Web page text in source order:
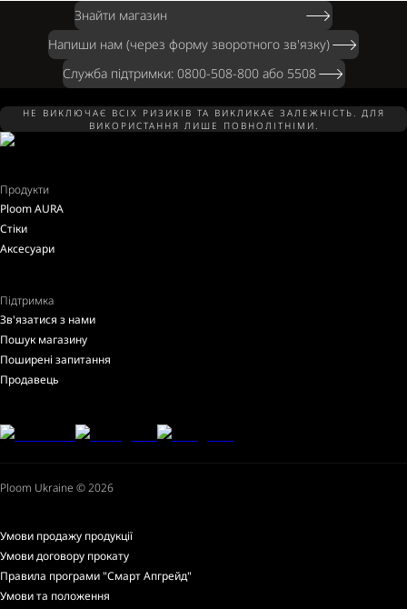
Знайти магазин
Напиши нам (через форму зворотного зв'язку)
Служба підтримки: 0800-508-800 або 5508
НЕ ВИКЛЮЧАЄ ВСІХ РИЗИКІВ ТА ВИКЛИКАЄ ЗАЛЕЖНІСТЬ. ДЛЯ
ВИКОРИСТАННЯ ЛИШЕ ПОВНОЛІТНІМИ.
Продукти
Ploom AURA
Стіки
Аксесуари
Підтримка
Зв'язатися з нами
Пошук магазину
Поширені запитання
Продавець
Ploom Ukraine © 2026
Умови продажу продукції
Умови договору прокату
Правила програми "Смарт Апгрейд"
Умови та положення